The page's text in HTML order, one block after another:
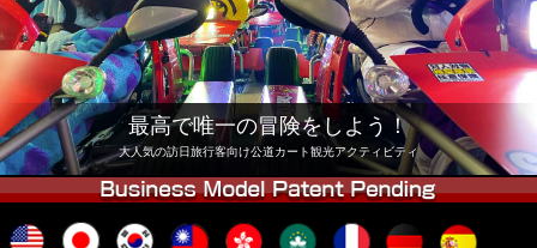
東京 秋葉原 #2 東京 渋谷
東京 渋谷アネックス 東京ベイ
東京 浅草 大阪
沖縄
最高で唯一の冒険をしよう！
大人気の訪日旅行客向け公道カート観光アクティビティ